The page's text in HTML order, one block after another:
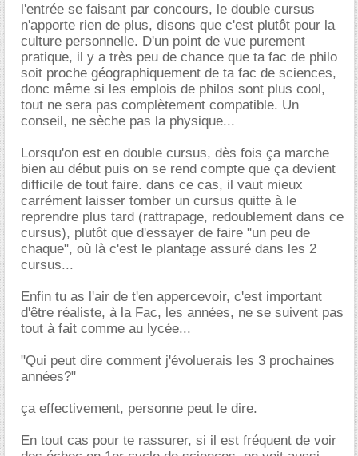
l'entrée se faisant par concours, le double cursus
n'apporte rien de plus, disons que c'est plutôt pour la
culture personnelle. D'un point de vue purement
pratique, il y a très peu de chance que ta fac de philo
soit proche géographiquement de ta fac de sciences,
donc même si les emplois de philos sont plus cool,
tout ne sera pas complètement compatible. Un
conseil, ne sèche pas la physique...
Lorsqu'on est en double cursus, dès fois ça marche
bien au début puis on se rend compte que ça devient
difficile de tout faire. dans ce cas, il vaut mieux
carrément laisser tomber un cursus quitte à le
reprendre plus tard (rattrapage, redoublement dans ce
cursus), plutôt que d'essayer de faire "un peu de
chaque", où là c'est le plantage assuré dans les 2
cursus...
Enfin tu as l'air de t'en appercevoir, c'est important
d'être réaliste, à la Fac, les années, ne se suivent pas
tout à fait comme au lycée...
"Qui peut dire comment j'évoluerais les 3 prochaines
années?"
ça effectivement, personne peut le dire.
En tout cas pour te rassurer, si il est fréquent de voir